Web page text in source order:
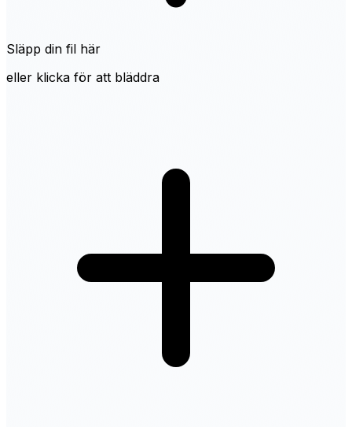
Släpp din fil här
eller klicka för att bläddra